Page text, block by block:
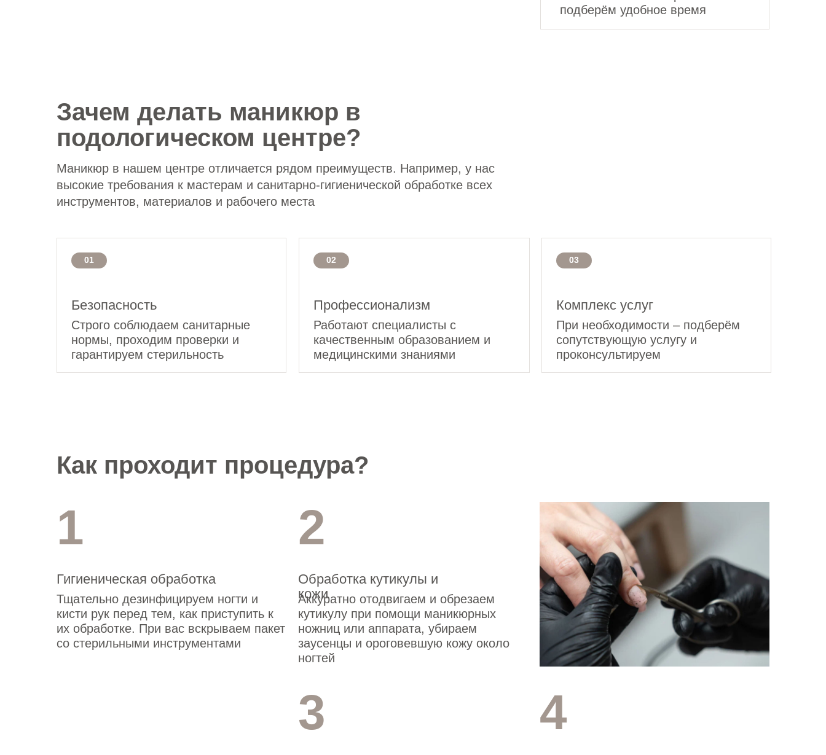
подберём удобное время
Зачем делать маникюр в
подологическом центре?
Маникюр в нашем центре отличается рядом преимуществ. Например, у нас
высокие требования к мастерам и санитарно-гигиенической обработке всех
инструментов, материалов и рабочего места
Безопасность
Строго соблюдаем санитарные
нормы, проходим проверки и
гарантируем стерильность
01
Профессионализм
Работают специалисты с
качественным образованием и
медицинскими знаниями
02
Комплекс услуг
При необходимости – подберём
сопутствующую услугу и
проконсультируем
03
Как проходит процедура?
Гигиеническая обработка
Тщательно дезинфицируем ногти и
кисти рук перед тем, как приступить к
их обработке. При вас вскрываем пакет
со стерильными инструментами
1
Обработка кутикулы и
кожи
Аккуратно отодвигаем и обрезаем
кутикулу при помощи маникюрных
ножниц или аппарата, убираем
заусенцы и ороговевшую кожу около
ногтей
2
3 4